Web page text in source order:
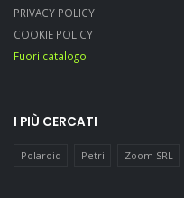
PRIVACY POLICY
COOKIE POLICY
Fuori catalogo
I PIÙ CERCATI
Polaroid Petri Zoom SRL